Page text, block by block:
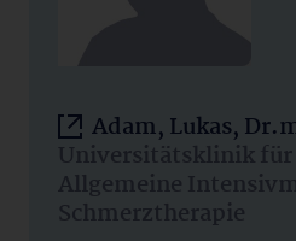
Adam, Lukas,
Universitätsklinik für
Allgemeine
Schmerztherapie